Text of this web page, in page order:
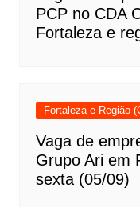
PCP no CDA
Fortaleza e
Fortaleza e Região
Vaga de
Grupo Ari em
sexta (05/09)